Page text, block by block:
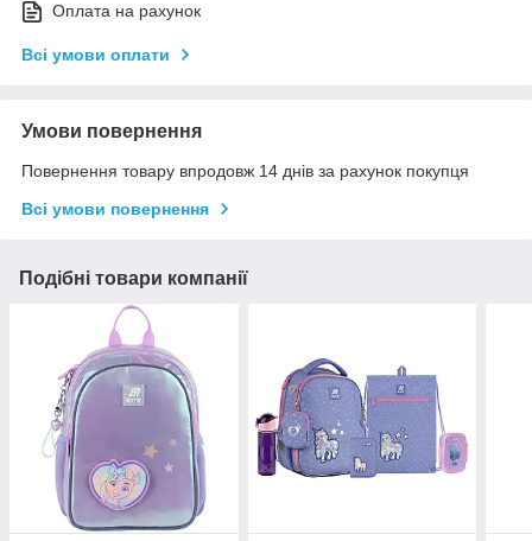
Оплата на рахунок
Всі умови оплати
Умови повернення
Повернення товару впродовж 14 днів за рахунок покупця
Всі умови повернення
Подібні товари компанії